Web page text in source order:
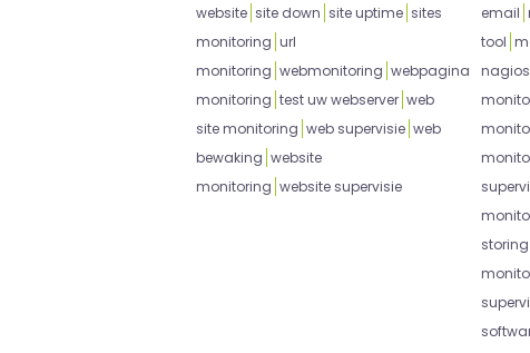
website site down site uptime sites
monitoring url
monitoring webmonitoring webpagina
monitoring test uw webserver web
site monitoring web supervisie web
bewaking website
monitoring website supervisie
email
tool
nagios
storing